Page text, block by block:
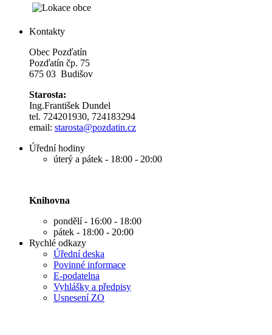
Kontakty
Obec Pozďatín
Pozďatín čp. 75
675 03 Budišov
Starosta:
Ing.František Dundel
tel. 724201930, 724183294
email: starosta@pozdatin.cz
Úřední hodiny
úterý a pátek - 18:00 - 20:00
Knihovna
pondělí - 16:00 - 18:00
pátek - 18:00 - 20:00
Rychlé odkazy
Úřední deska
Povinné informace
E-podatelna
Vyhlášky a předpisy
Usnesení ZO